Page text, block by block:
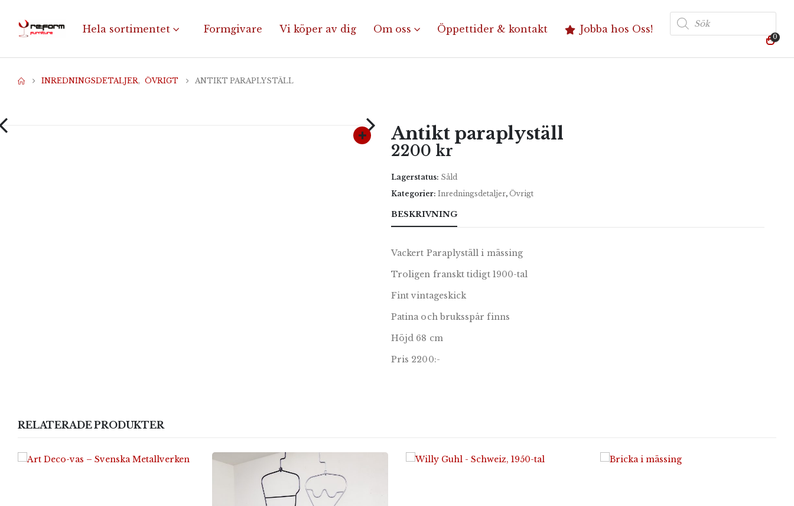
Hela sortimentet Formgivare Vi köper av dig Om oss Öppettider & kontakt Jobba hos Oss!
Produktsökning
0
INREDNINGSDETALJER, ÖVRIGT ANTIKT PARAPLYSTÄLL
Antikt paraplyställ
2200 kr
Lagerstatus: Såld
Kategorier: Inredningsdetaljer, Övrigt
BESKRIVNING
Vackert Paraplyställ i mässing
Troligen franskt tidigt 1900-tal
Fint vintageskick
Patina och bruksspår finns
Höjd 68 cm
Pris 2200:-
RELATERADE PRODUKTER